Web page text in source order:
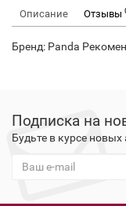
Описание Отзывы
Бренд: Panda Рекомен
Подписка на
Будьте в курсе